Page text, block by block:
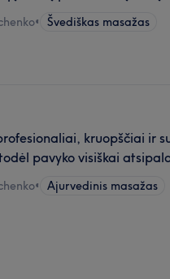
• Švediškas masažas
kruopščiai ir
pavyko visiškai
• Ajurvedinis masažas